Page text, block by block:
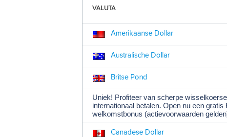
VALUTA
Amerikaanse Dollar
Australische Dollar
Britse Pond
Uniek! Profiteer van scherpe
internationaal betalen. Open nu een
welkomstbonus (actievoorwaarden
Canadese Dollar